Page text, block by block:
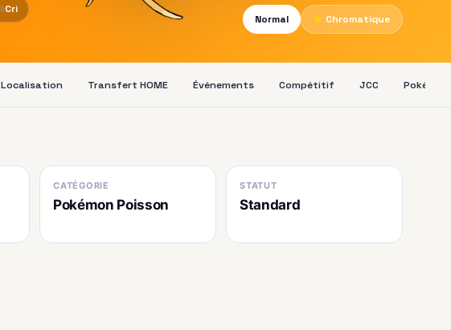
Cri
Normal
★ Chromatique
Localisation Transfert HOME Événements Compétitif JCC Pokédex
CATÉGORIE
Pokémon Poisson
STATUT
Standard